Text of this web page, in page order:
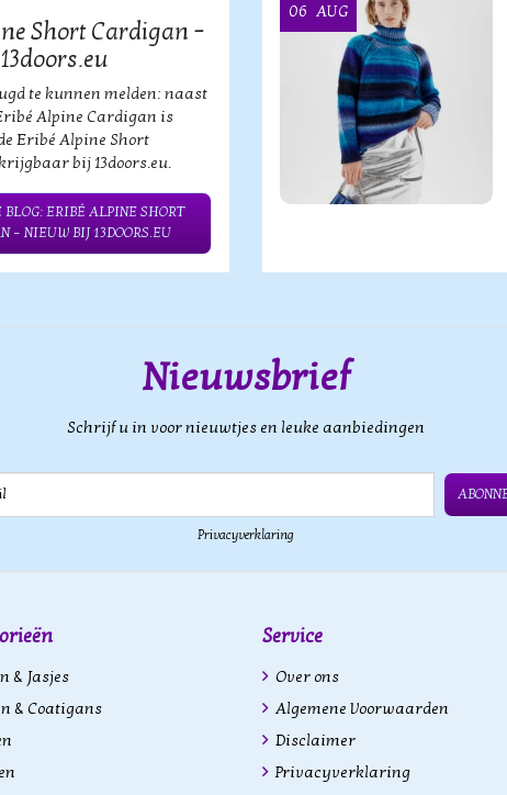
Short Cardigan –
te kunnen melden: naast
Alpine Cardigan is
Eribé Alpine Short
bij 13doors.eu.
ERIBÉ ALPINE SHORT
– NIEUW BIJ 13DOORS.EU
06 AUG
Nieuwsbrief
Schrijf u in voor nieuwtjes en leuke aanbiedingen
Privacyverklaring
& Jasjes
& Coatigans
Service
Over ons
Algemene Voorwaarden
Disclaimer
Privacyverklaring